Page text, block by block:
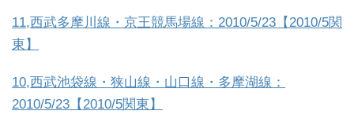
11,西武多摩川線・京王競馬場線：2010/5/23【2010/5関
東】
10,西武池袋線・狭山線・山口線・多摩湖線：
2010/5/23【2010/5関東】